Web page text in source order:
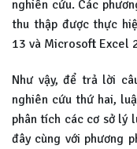
nghiên cứu. Các
thu thập được thực
13 và Microsoft Excel
Như vậy, để trả lời
nghiên cứu thứ hai,
phân tích các cơ sở lý
đây cùng với phương